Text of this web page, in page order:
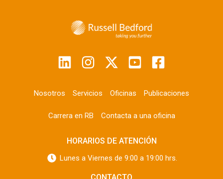
Nosotros Servicios Oficinas Publicaciones
Carrera en RB Contacta a una oficina
HORARIOS DE ATENCIÓN
Lunes a Viernes de 9:00 a 19:00 hrs.